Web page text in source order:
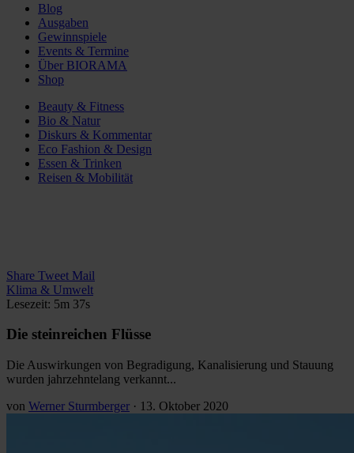
Blog
Ausgaben
Gewinnspiele
Events & Termine
Über BIORAMA
Shop
Beauty & Fitness
Bio & Natur
Diskurs & Kommentar
Eco Fashion & Design
Essen & Trinken
Reisen & Mobilität
Share Tweet Mail
Klima & Umwelt
Lesezeit: 5m 37s
Die steinreichen Flüsse
Die Auswirkungen von Begradigung, Kanalisierung und Stauung
wurden jahrzehntelang verkannt...
von Werner Sturmberger · 13. Oktober 2020